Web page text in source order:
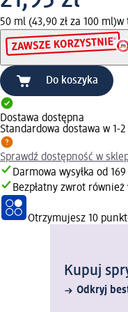
50 ml (43,90 zł za 100 ml)w
Do koszyka
Dostawa dostępna
Standardowa dostawa w 1-
Sprawdź dostępność w
Darmowa wysyłka od 169
Bezpłatny zwrot
Otrzymujesz 10
Kupuj
Odkryj